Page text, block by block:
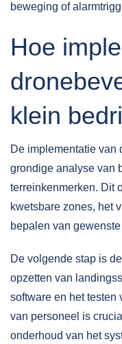
beweging of
Hoe
klein
De implementatie van
grondige analyse van
terreinkenmerken. Dit
kwetsbare zones, het
bepalen van
De volgende stap is
opzetten van
software en het testen
van personeel is
onderhoud van het